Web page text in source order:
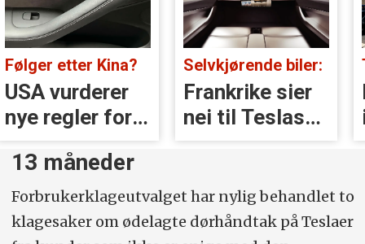
Følger etter Kina?
USA vurderer
nye regler for
dørhåndtak
Selvkjørende biler:
Frankrike sier
nei til Teslas
system for
13 måneder
Forbrukerklageutvalget har nylig behandlet to
klagesaker om ødelagte dørhåndtak på Teslaer